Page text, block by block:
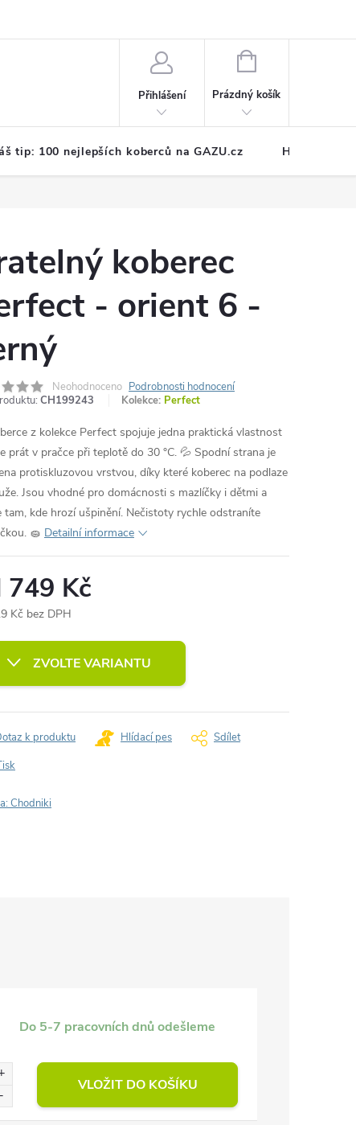
Přihlášení
NÁKUPNÍ
Prázdný košík
tip: 100 nejlepších koberců na GAZU.cz Hodnocení
koberec
- orient 6 -
Neohodnoceno Podrobnosti hodnocení
CH199243 Kolekce: Perfect
z kolekce Perfect spojuje jedna praktická vlastnost
prát v pračce při teplotě do 30 °C. 💦 Spodní strana je
protiskluzovou vrstvou, díky které koberec na podlaze
Jsou vhodné pro domácnosti s mazlíčky i dětmi a
tam, kde hrozí ušpinění. Nečistoty rychle odstraníte
🧽 Detailní informace
749 Kč
Kč bez DPH
ZVOLTE VARIANTU
k produktu Hlídací pes Sdílet
Chodniki
Do 5-7 pracovních dnů odešleme
VLOŽIT DO KOŠÍKU